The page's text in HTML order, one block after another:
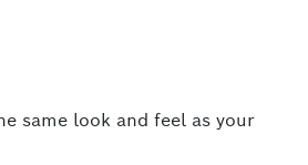
same look and feel as your